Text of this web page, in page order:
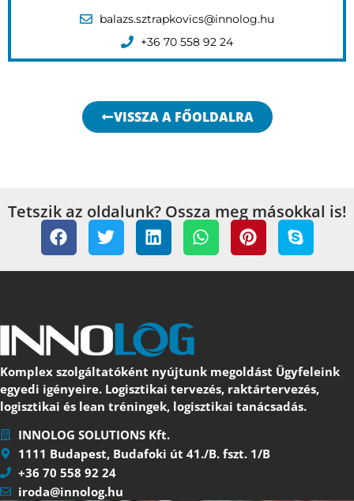
balazs.sztrapkovics@innolog.hu
+36 70 558 92 24
VISSZA A FŐOLDALRA
Tetszik az oldalunk? Ossza meg másokkal is!
Komplex szolgáltatóként nyújtunk megoldást Ügyfeleink
egyedi igényeire. Logisztikai tervezés, raktártervezés,
logisztikai és lean tréningek, logisztikai tanácsadás.
INNOLOG SOLUTIONS Kft.
1111 Budapest, Budafoki út 41./B. fszt. 1/B
+36 70 558 92 24
iroda@innolog.hu